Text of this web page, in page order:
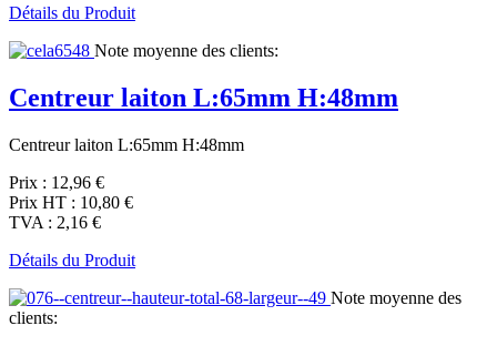
Détails du Produit
Note moyenne des clients:
Centreur laiton L:65mm H:48mm
Centreur laiton L:65mm H:48mm
Prix : 12,96 €
Prix HT : 10,80 €
TVA : 2,16 €
Détails du Produit
Note moyenne des
clients: